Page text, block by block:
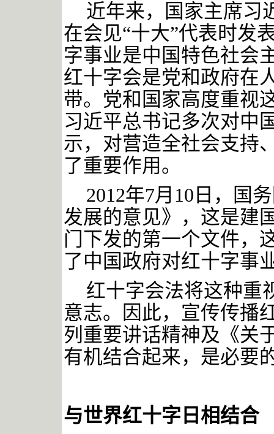
近年来，国家主席习
在会见“十大”代表时发
字事业是中国特色社会
红十字会是党和政府在
带。党和国家高度重视
习近平总书记多次对中
示，对营造全社会支持
了重要作用。
2012年7月10日，国
发展的意见》，这是建
门下发的第一个文件，
了中国政府对红十字事
红十字会法将这种重
意志。因此，宣传传播
列重要讲话精神及《关
有机结合起来，是必要
与世界红十字日相结合